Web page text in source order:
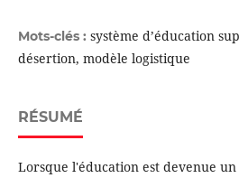
Mots-clés : système d’éducation
désertion, modèle logistique
RÉSUMÉ
Lorsque l'éducation est devenue